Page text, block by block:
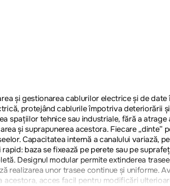
și gestionarea cablurilor electrice și de
protejând cablurile împotriva deteriorării
tehnice sau industriale, fără a atrage
și suprapunerea acestora. Fiecare „dinte”
Capacitatea internă a canalului variază,
baza se fixează pe perete sau pe
Designul modular permite extinderea
unor trasee continue și uniforme.
acces facil pentru modificări